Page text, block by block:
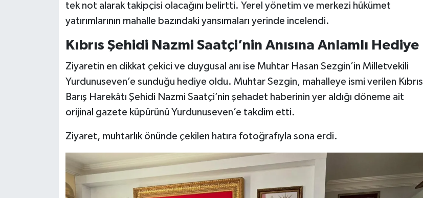
tek not alarak takipçisi olacağını belirtti. Yerel yönetim ve merkezi hükümet
yatırımlarının mahalle bazındaki yansımaları yerinde incelendi.
Kıbrıs Şehidi Nazmi Saatçi’nin Anısına Anlamlı Hediye
Ziyaretin en dikkat çekici ve duygusal anı ise Muhtar Hasan Sezgin’in Milletvekili
Yurdunuseven’e sunduğu hediye oldu. Muhtar Sezgin, mahalleye ismi verilen Kıbrıs
Barış Harekâtı Şehidi Nazmi Saatçi’nin şehadet haberinin yer aldığı döneme ait
orijinal gazete küpürünü Yurdunuseven’e takdim etti.
Ziyaret, muhtarlık önünde çekilen hatıra fotoğrafıyla sona erdi.